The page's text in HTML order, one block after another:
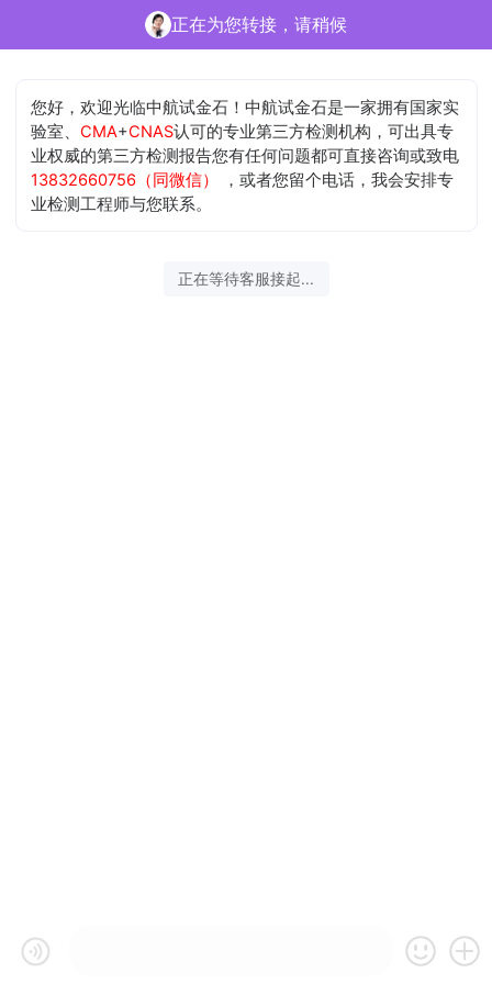
正在为您转接，请稍候
您好，欢迎光临中航试金石！中航试金石是一家拥有国家实
验室、CMA+CNAS认可的专业第三方检测机构，可出具专
业权威的第三方检测报告您有任何问题都可直接咨询或致电
13832660756（同微信）
，或者您留个电话，我会安排专
业检测工程师与您联系。
正在等待客服接起...